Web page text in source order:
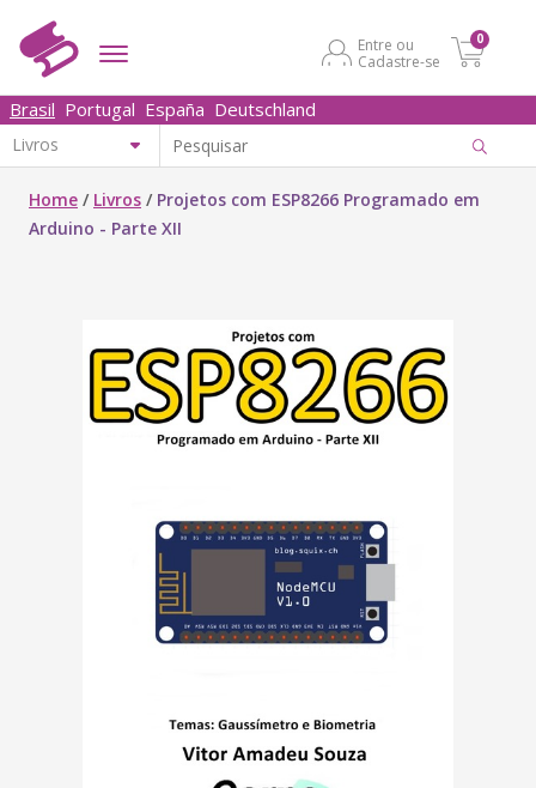
Entre ou
Cadastre-se
0
Brasil Portugal España Deutschland
Home / Livros / Projetos com ESP8266 Programado em
Arduino - Parte XII